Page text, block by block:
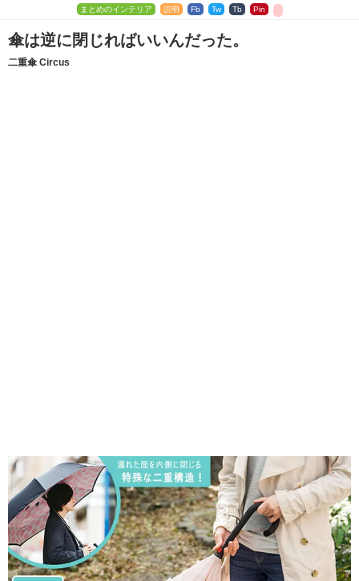
まとめのインテリア 説明 Fb Tw Tb Pin
傘は逆に閉じればいいんだった。
二重傘 Circus